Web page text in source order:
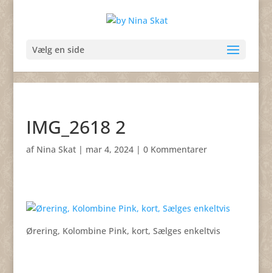
Vælg en side
IMG_2618 2
af Nina Skat| mar 4, 2024| 0 Kommentarer
Ørering, Kolombine Pink, kort, Sælges enkeltvis